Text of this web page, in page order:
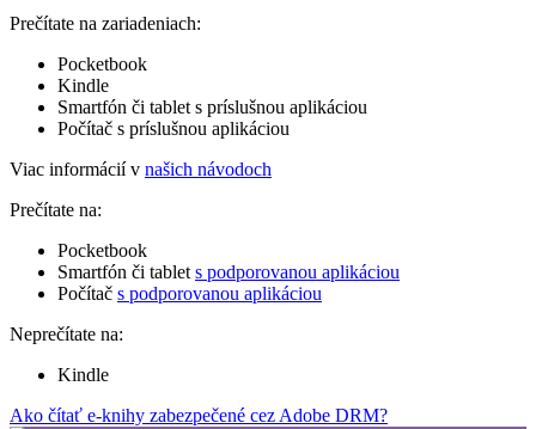
Prečítate na zariadeniach:
Pocketbook
Kindle
Smartfón či tablet s príslušnou aplikáciou
Počítač s príslušnou aplikáciou
Viac informácií v našich návodoch
Prečítate na:
Pocketbook
Smartfón či tablet s podporovanou aplikáciou
Počítač s podporovanou aplikáciou
Neprečítate na:
Kindle
Ako čítať e-knihy zabezpečené cez Adobe DRM?